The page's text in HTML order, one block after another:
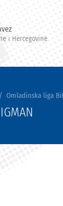
i Hercegovine
Omladinska liga